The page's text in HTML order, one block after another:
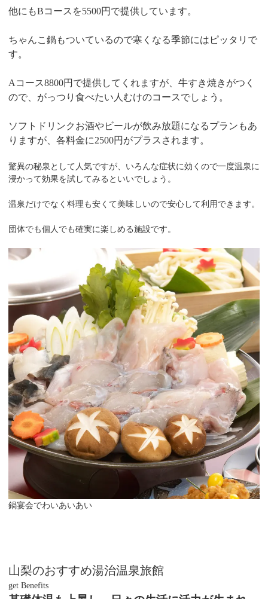
他にもBコースを5500円で提供しています。
ちゃんこ鍋もついているので寒くなる季節にはピッタリで
す。
Aコース8800円で提供してくれますが、牛すき焼きがつく
ので、がっつり食べたい人むけのコースでしょう。
ソフトドリンクお酒やビールが飲み放題になるプランもあ
りますが、各料金に2500円がプラスされます。
驚異の秘泉として人気ですが、いろんな症状に効くので一度温泉に
浸かって効果を試してみるといいでしょう。
温泉だけでなく料理も安くて美味しいので安心して利用できます。
団体でも個人でも確実に楽しめる施設です。
鍋宴会でわいあいあい
山梨のおすすめ湯治温泉旅館
get Benefits